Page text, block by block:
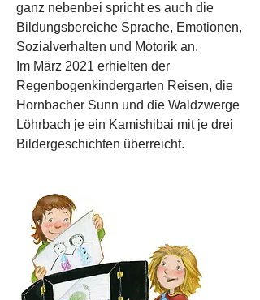
ganz nebenbei spricht es auch die
Bildungsbereiche Sprache, Emotionen,
Sozialverhalten und Motorik an.
Im März 2021 erhielten der
Regenbogenkindergarten Reisen, die
Hornbacher Sunn und die Waldzwerge
Löhrbach je ein Kamishibai mit je drei
Bildergeschichten überreicht.